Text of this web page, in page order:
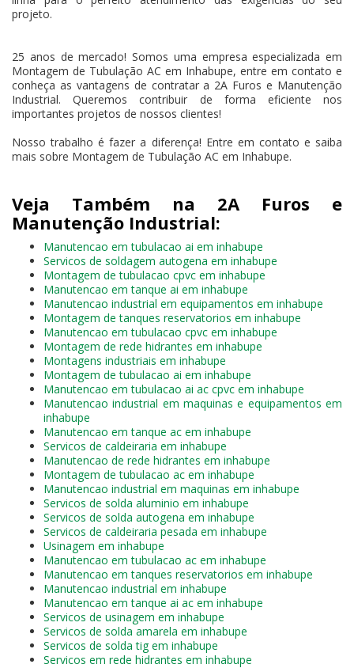
projeto.
25 anos de mercado! Somos uma empresa especializada em
Montagem de Tubulação AC em Inhabupe, entre em contato e
conheça as vantagens de contratar a 2A Furos e Manutenção
Industrial. Queremos contribuir de forma eficiente nos
importantes projetos de nossos clientes!
Nosso trabalho é fazer a diferença! Entre em contato e saiba
mais sobre Montagem de Tubulação AC em Inhabupe.
Veja Também na 2A Furos e
Manutenção Industrial:
Manutencao em tubulacao ai em inhabupe
Servicos de soldagem autogena em inhabupe
Montagem de tubulacao cpvc em inhabupe
Manutencao em tanque ai em inhabupe
Manutencao industrial em equipamentos em inhabupe
Montagem de tanques reservatorios em inhabupe
Manutencao em tubulacao cpvc em inhabupe
Montagem de rede hidrantes em inhabupe
Montagens industriais em inhabupe
Montagem de tubulacao ai em inhabupe
Manutencao em tubulacao ai ac cpvc em inhabupe
Manutencao industrial em maquinas e equipamentos em
inhabupe
Manutencao em tanque ac em inhabupe
Servicos de caldeiraria em inhabupe
Manutencao de rede hidrantes em inhabupe
Montagem de tubulacao ac em inhabupe
Manutencao industrial em maquinas em inhabupe
Servicos de solda aluminio em inhabupe
Servicos de solda autogena em inhabupe
Servicos de caldeiraria pesada em inhabupe
Usinagem em inhabupe
Manutencao em tubulacao ac em inhabupe
Manutencao em tanques reservatorios em inhabupe
Manutencao industrial em inhabupe
Manutencao em tanque ai ac em inhabupe
Servicos de usinagem em inhabupe
Servicos de solda amarela em inhabupe
Servicos de solda tig em inhabupe
Servicos em rede hidrantes em inhabupe